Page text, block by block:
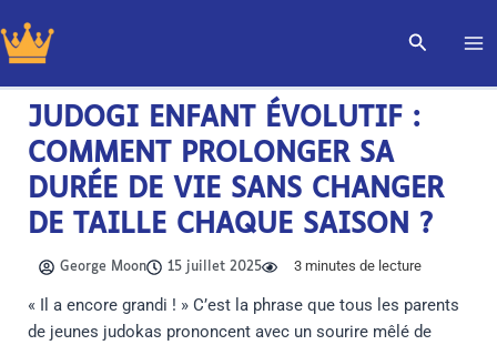
au
contenu
JUDOGI ENFANT ÉVOLUTIF :
COMMENT PROLONGER SA
DURÉE DE VIE SANS CHANGER
DE TAILLE CHAQUE SAISON ?
George Moon 15 juillet 2025 3minutes de lecture
« Il a encore grandi ! » C’est la phrase que tous les parents
de jeunes judokas prononcent avec un sourire mêlé de